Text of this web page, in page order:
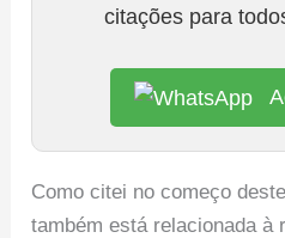
citações para
Como citei no começo
também está relacionada à